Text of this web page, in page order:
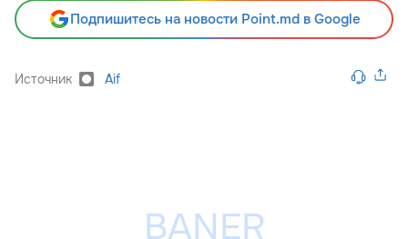
Подпишитесь на новости Point.md в Google
Источник Aif